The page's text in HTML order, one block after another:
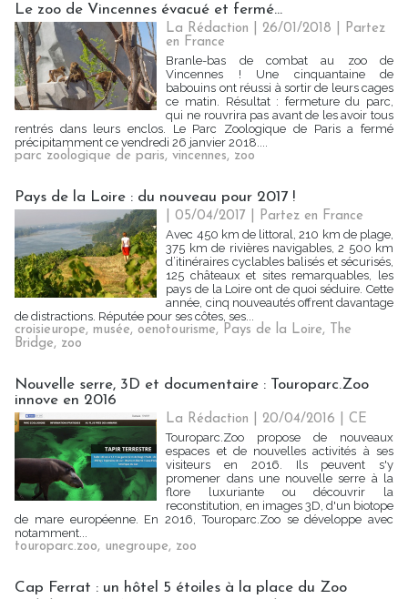
Le zoo de Vincennes évacué et fermé...
La Rédaction | 26/01/2018
Partez
en France
Branle-bas de combat au zoo de
Vincennes ! Une cinquantaine de
babouins ont réussi à sortir de leurs cages
ce matin. Résultat : fermeture du parc,
qui ne rouvrira pas avant de les avoir tous
rentrés dans leurs enclos. Le Parc Zoologique de Paris a fermé
précipitamment ce vendredi 26 janvier 2018....
parc zoologique de paris, vincennes, zoo
Pays de la Loire : du nouveau pour 2017 !
| 05/04/2017
Partez en France
Avec 450 km de littoral, 210 km de plage,
375 km de rivières navigables, 2 500 km
d’itinéraires cyclables balisés et sécurisés,
125 châteaux et sites remarquables, les
pays de la Loire ont de quoi séduire. Cette
année, cinq nouveautés offrent davantage
de distractions. Réputée pour ses côtes, ses...
croisieurope, musée, oenotourisme, Pays de la Loire, The
Bridge, zoo
Nouvelle serre, 3D et documentaire : Touroparc.Zoo
innove en 2016
La Rédaction | 20/04/2016 |CE
Touroparc.Zoo propose de nouveaux
espaces et de nouvelles activités à ses
visiteurs en 2016. Ils peuvent s'y
promener dans une nouvelle serre à la
flore luxuriante ou découvrir la
reconstitution, en images 3D, d'un biotope
de mare européenne. En 2016, Touroparc.Zoo se développe avec
notamment...
touroparc.zoo, unegroupe, zoo
Cap Ferrat : un hôtel 5 étoiles à la place du Zoo